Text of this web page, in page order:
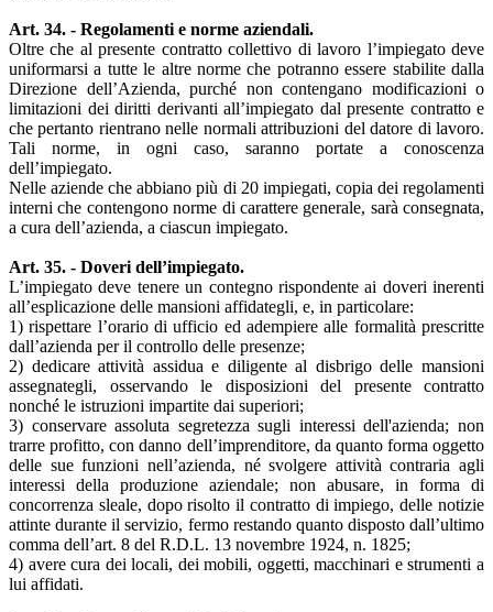
Art. 34. - Regolamenti e norme aziendali.
Oltre che al presente contratto collettivo di lavoro l’impiegato deve
uniformarsi a tutte le altre norme che potranno essere stabilite dalla
Direzione dell’Azienda, purché non contengano modificazioni o
limitazioni dei diritti derivanti all’impiegato dal presente contratto e
che pertanto rientrano nelle normali attribuzioni del datore di lavoro.
Tali norme, in ogni caso, saranno portate a conoscenza
dell’impiegato.
Nelle aziende che abbiano più di 20 impiegati, copia dei regolamenti
interni che contengono norme di carattere generale, sarà consegnata,
a cura dell’azienda, a ciascun impiegato.
Art. 35. - Doveri dell’impiegato.
L’impiegato deve tenere un contegno rispondente ai doveri inerenti
all’esplicazione delle mansioni affidategli, e, in particolare:
1) rispettare l’orario di ufficio ed adempiere alle formalità prescritte
dall’azienda per il controllo delle presenze;
2) dedicare attività assidua e diligente al disbrigo delle mansioni
assegnategli, osservando le disposizioni del presente contratto
nonché le istruzioni impartite dai superiori;
3) conservare assoluta segretezza sugli interessi dell'azienda; non
trarre profitto, con danno dell’imprenditore, da quanto forma oggetto
delle sue funzioni nell’azienda, né svolgere attività contraria agli
interessi della produzione aziendale; non abusare, in forma di
concorrenza sleale, dopo risolto il contratto di impiego, delle notizie
attinte durante il servizio, fermo restando quanto disposto dall’ultimo
comma dell’art. 8 del R.D.L. 13 novembre 1924, n. 1825;
4) avere cura dei locali, dei mobili, oggetti, macchinari e strumenti a
lui affidati.